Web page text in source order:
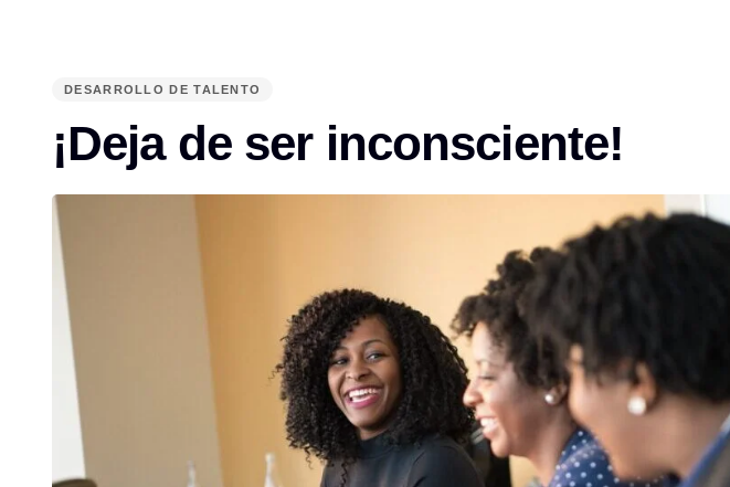
PUBLISHED
DESARROLLO DE TALENTO
¡Deja de ser inconsciente!